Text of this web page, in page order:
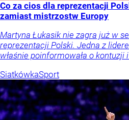
Co za cios dla reprezentacji
zamiast mistrzostw Europy
Martyna Łukasik nie zagra już w
reprezentacji Polski. Jedna z
właśnie poinformowała o kontuzji
SiatkówkaSport